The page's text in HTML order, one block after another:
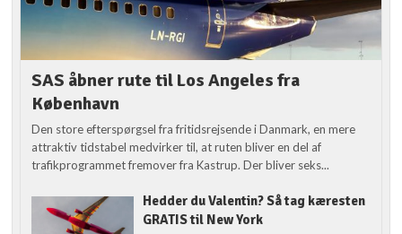
SAS åbner rute til Los Angeles fra
København
Den store efterspørgsel fra fritidsrejsende i Danmark, en mere
attraktiv tidstabel medvirker til, at ruten bliver en del af
trafikprogrammet fremover fra Kastrup. Der bliver seks...
Hedder du Valentin? Så tag kæresten
GRATIS til New York